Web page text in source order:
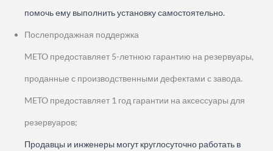
помочь ему выполнить установку самостоятельно.
Послепродажная поддержка
METO предоставляет 5-летнюю гарантию на резервуары,
проданные с производственными дефектами с завода.
METO предоставляет 1 год гарантии на аксессуары для
резервуаров;
Продавцы и инженеры могут круглосуточно работать в